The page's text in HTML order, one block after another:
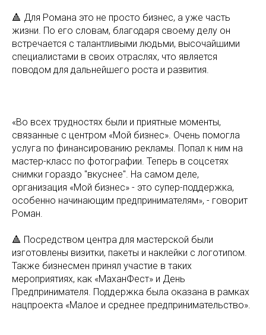
🔺 Для Романа это не просто бизнес, а уже часть
жизни. По его словам, благодаря своему делу он
встречается с талантливыми людьми, высочайшими
специалистами в своих отраслях, что является
поводом для дальнейшего роста и развития.
«Во всех трудностях были и приятные моменты,
связанные с центром «Мой бизнес». Очень помогла
услуга по финансированию рекламы. Попал к ним на
мастер-класс по фотографии. Теперь в соцсетях
снимки гораздо "вкуснее". На самом деле,
организация «Мой бизнес» - это супер-поддержка,
особенно начинающим предпринимателям», - говорит
Роман.
🔺 Посредством центра для мастерской были
изготовлены визитки, пакеты и наклейки с логотипом.
Также бизнесмен принял участие в таких
мероприятиях, как «МаханФест» и День
Предпринимателя. Поддержка была оказана в рамках
нацпроекта «Малое и среднее предпринимательство».